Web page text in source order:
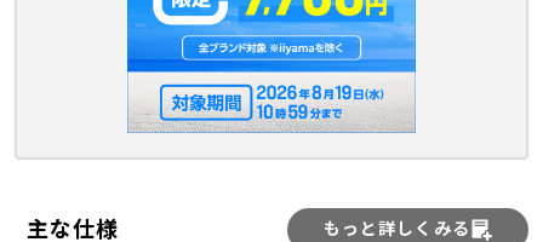
主な仕様 もっと詳しくみる